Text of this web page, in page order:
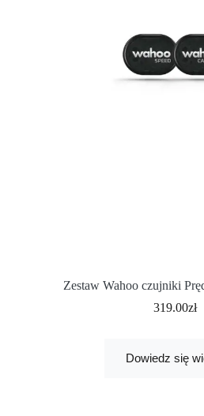
Zestaw Wahoo czujniki
319.00zł
Dowiedz się